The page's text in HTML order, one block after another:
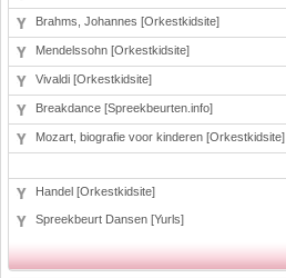
Brahms, Johannes [Orkestkidsite]
Mendelssohn [Orkestkidsite]
Vivaldi [Orkestkidsite]
Breakdance [Spreekbeurten.info]
Mozart, biografie voor kinderen [Orkestkidsite]
Handel [Orkestkidsite]
Spreekbeurt Dansen [Yurls]